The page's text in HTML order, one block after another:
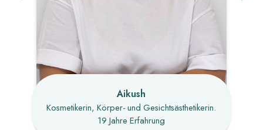
Aikush
Kosmetikerin, Körper- und Gesichtsästhetikerin.
19 Jahre Erfahrung